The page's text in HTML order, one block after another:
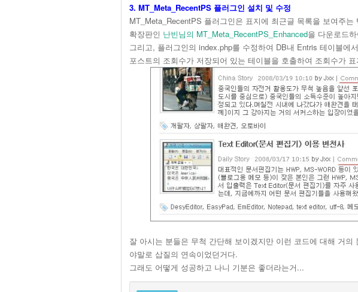
3. MT_Meta_RecentPS 플러그인 설치 및 수정
MT_Meta_RecentPS 플러그인은 표지에 최근글 목록을 보여주
확장판인 난빈님의 MT_Meta_RecentPS_Enhanced을 다운로드
그리고, 플러그인의 index.php를 수정하여 DB내 Entris 테이블에
포스트의 조회수가 저장되어 있는 테이블을 호출하여 조회수가
잘 아시는 분들은 무척 간단해 보이겠지만 이런 코드에 대해 거
야말로 삽질의 연속이었던거다.
그래도 어떻게 성공하고 나니 기분은 좋더라는거...